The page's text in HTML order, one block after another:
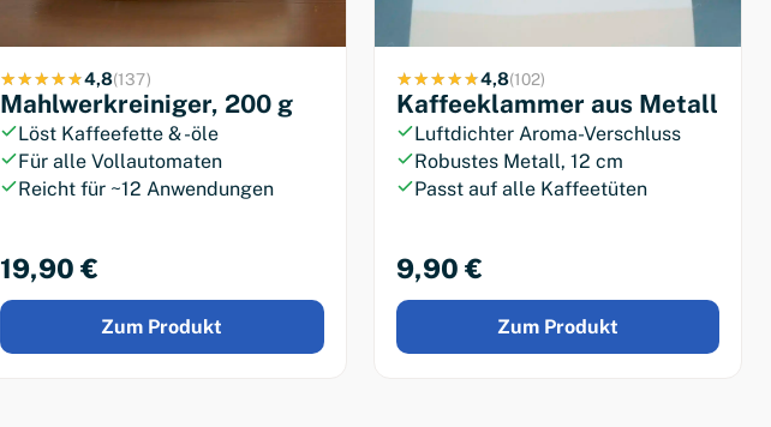
4,8(137)
Mahlwerkreiniger, 200 g
Löst Kaffeefette & -öle
Für alle Vollautomaten
Reicht für ~12 Anwendungen
19,90 €
Zum Produkt
4,8(102)
Kaffeeklammer aus Metall
Luftdichter Aroma-Verschluss
Robustes Metall, 12 cm
Passt auf alle Kaffeetüten
9,90 €
Zum Produkt